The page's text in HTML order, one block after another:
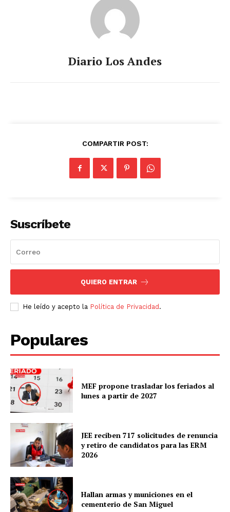
Diario Los Andes
COMPARTIR POST:
Suscríbete
QUIERO ENTRAR
He leído y acepto la Política de Privacidad .
Populares
MEF propone trasladar los feriados al
lunes a partir de 2027
JEE reciben 717 solicitudes de renuncia
y retiro de candidatos para las ERM
2026
Hallan armas y municiones en el
cementerio de San Miguel